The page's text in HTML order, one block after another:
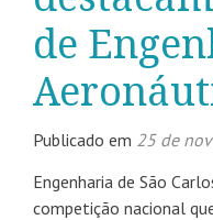
de
Publicado em 25 de
Engenharia de São
competição nacional